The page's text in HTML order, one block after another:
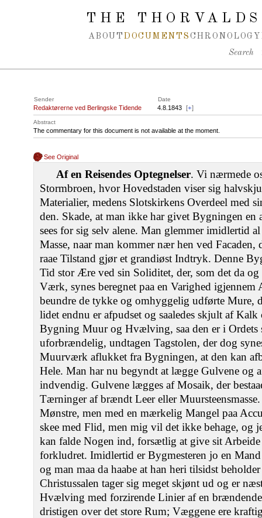
Spring navigation over
THE
ABOUT DOCUMENTS CHRONOLOGY
Search
Sender Date
Redaktørerne ved Berlingske Tidende 4.8.1843 [+]
Abstract
The commentary for this document is not available at the moment.
See Original
Af en Reisendes Optegnelser. Vi nærmede
Stormbroen, hvor Hovedstaden viser sig
Materialier, medens Slotskirkens Overdeel med
den. Skade, at man ikke har givet Bygningen en
sees for sig selv alene. Man glemmer imidlertid
Masse, naar man kommer nær hen ved
raae Tilstand gjør et grandiøst Indtryk. Denne
Tid stor Ære ved sin Soliditet, der, som det da og
Værk, synes beregnet paa en Varighed igjennem
beundre de tykke og omhyggelig udførte Mure,
lidet endnu er afpudset og saaledes skjult af
Bygning Muur og Hvælving, saa den er i Ordets
uforbrændelig, undtagen Tagstolen, der dog
Muurværk aflukket fra Bygningen, at den kan
Hele. Man har nu begyndt at lægge Gulvene og
indvendig. Gulvene lægges af Mosaik, der
Tærninger af brændt Leer eller
Mønstre, men med en mærkelig Mangel paa
skee med Flid, men mig vil det ikke behage, og
kan falde Nogen ind, forsætlig at give sit Arbeide
forkludret. Imidlertid er Bygmesteren jo en
og man maa da haabe at han heri tilsidst
Christussalen tager sig meget skjønt ud og er
Hvælving med forzirende Linier af en
dristigen over det store Rum; Væggene ere